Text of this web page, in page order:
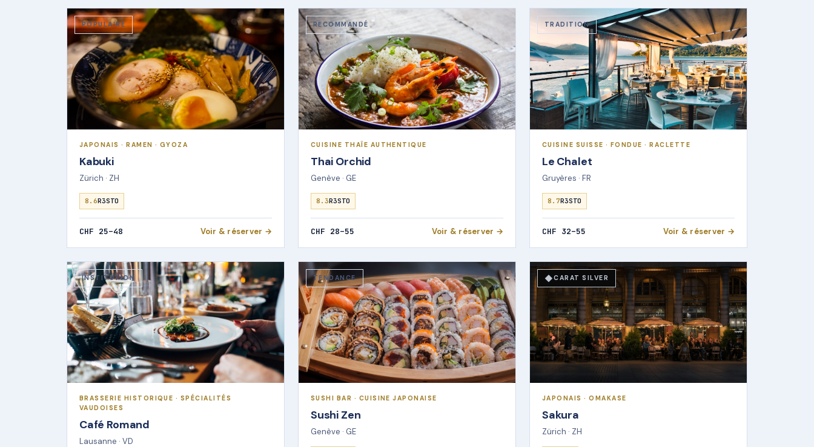
POPULAIRE
JAPONAIS · RAMEN · GYOZA
Kabuki
Zürich · ZH
8.6R3STO
CHF 25–48 Voir & réserver →
RECOMMANDÉ
CUISINE THAÏE AUTHENTIQUE
Thai Orchid
Genève · GE
8.3R3STO
CHF 28–55 Voir & réserver →
TRADITION
CUISINE SUISSE · FONDUE · RACLETTE
Le Chalet
Gruyères · FR
8.7R3STO
CHF 32–55 Voir & réserver →
INSTITUTION
BRASSERIE HISTORIQUE · SPÉCIALITÉS
VAUDOISES
Café Romand
Lausanne · VD
TENDANCE
SUSHI BAR · CUISINE JAPONAISE
Sushi Zen
Genève · GE
◆CARAT SILVER
JAPONAIS · OMAKASE
Sakura
Zürich · ZH